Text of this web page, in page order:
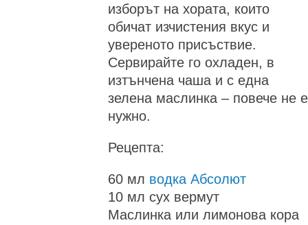
изборът на хората, които
обичат изчистения вкус и
увереното присъствие.
Сервирайте го охладен, в
изтънчена чаша и с една
зелена маслинка – повече не е
нужно.
Рецепта:
60 мл водка Абсолют
10 мл сух вермут
Маслинка или лимонова кора